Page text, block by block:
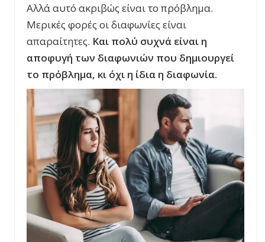
Αλλά αυτό ακριβώς είναι το πρόβλημα.
Μερικές φορές οι διαφωνίες είναι
απαραίτητες. Και πολύ συχνά είναι η
αποφυγή των διαφωνιών που δημιουργεί
το πρόβλημα, κι όχι η ίδια η διαφωνία.